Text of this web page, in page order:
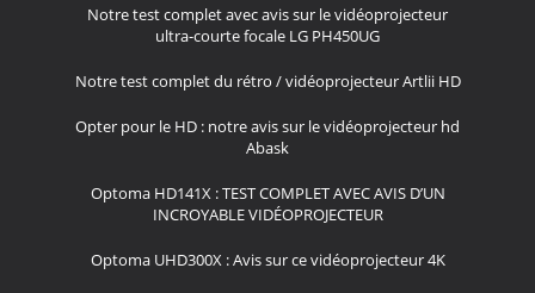
Notre test complet avec avis sur le vidéoprojecteur
ultra-courte focale LG PH450UG
Notre test complet du rétro / vidéoprojecteur Artlii HD
Opter pour le HD : notre avis sur le vidéoprojecteur hd
Abask
Optoma HD141X : TEST COMPLET AVEC AVIS D’UN
INCROYABLE VIDÉOPROJECTEUR
Optoma UHD300X : Avis sur ce vidéoprojecteur 4K